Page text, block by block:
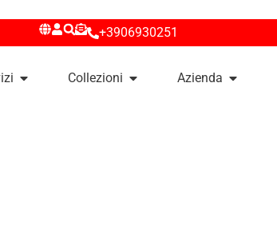
+3906930251
Collezioni Azienda